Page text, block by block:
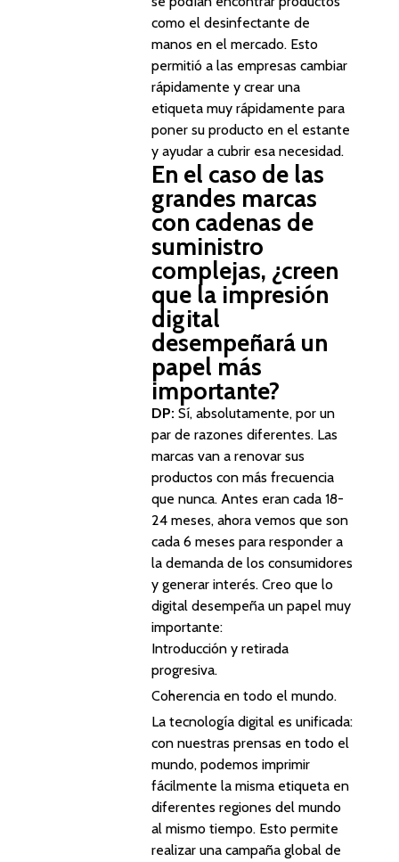
como el desinfectante de
manos en el mercado. Esto
permitió a las empresas cambiar
rápidamente y crear una
etiqueta muy rápidamente para
poner su producto en el estante
y ayudar a cubrir esa necesidad.
En el caso de las
grandes marcas
con cadenas de
suministro
complejas, ¿creen
que la impresión
digital
desempeñará un
papel más
importante?
DP: Sí, absolutamente, por un
par de razones diferentes. Las
marcas van a renovar sus
productos con más frecuencia
que nunca. Antes eran cada 18-
24 meses, ahora vemos que son
cada 6 meses para responder a
la demanda de los consumidores
y generar interés. Creo que lo
digital desempeña un papel muy
importante:
Introducción y retirada
progresiva.
Coherencia en todo el mundo.
La tecnología digital es unificada:
con nuestras prensas en todo el
mundo, podemos imprimir
fácilmente la misma etiqueta en
diferentes regiones del mundo
al mismo tiempo. Esto permite
realizar una campaña global de